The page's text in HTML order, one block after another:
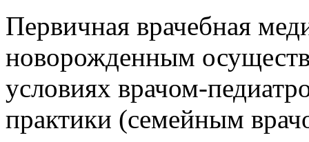
Первичная врачебная
новорожденным
условиях врачом-
практики (семейным